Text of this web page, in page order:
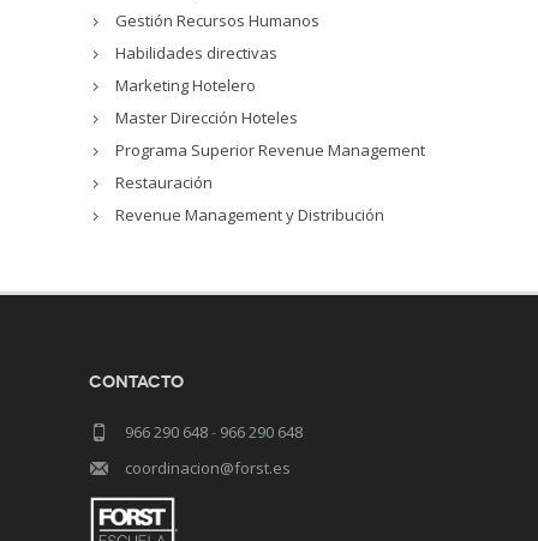
Gestión Recursos Humanos
Habilidades directivas
Marketing Hotelero
Master Dirección Hoteles
Programa Superior Revenue Management
Restauración
Revenue Management y Distribución
Contacto
966 290 648- 966 290 648
coordinacion@forst.es